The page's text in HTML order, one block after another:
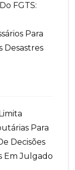
FGTS:
Para
Desastres
Para
Decisões
Em Julgado